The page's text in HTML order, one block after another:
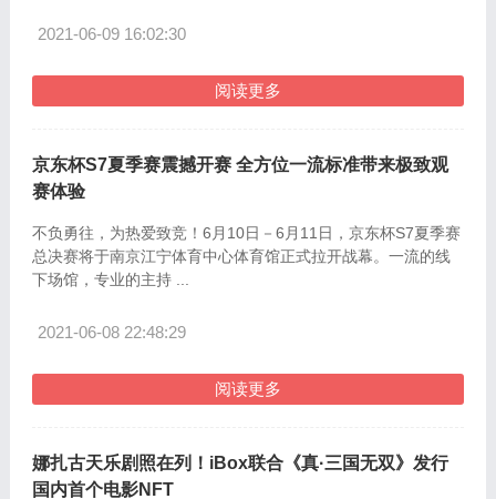
2021-06-09 16:02:30
阅读更多
京东杯S7夏季赛震撼开赛 全方位一流标准带来极致观
赛体验
不负勇往，为热爱致竞！6月10日－6月11日，京东杯S7夏季赛
总决赛将于南京江宁体育中心体育馆正式拉开战幕。一流的线
2021-06-08 22:48:29
阅读更多
娜扎古天乐剧照在列！iBox联合《真·三国无双》发行
国内首个电影NFT